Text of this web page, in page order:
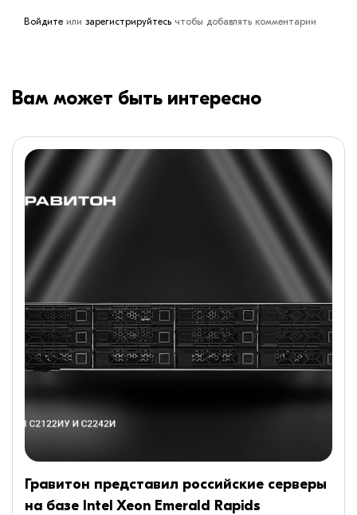
Войдите или зарегистрируйтесь чтобы добавлять комментарии
Вам может быть интересно
Гравитон представил российские серверы
на базе Intel Xeon Emerald Rapids